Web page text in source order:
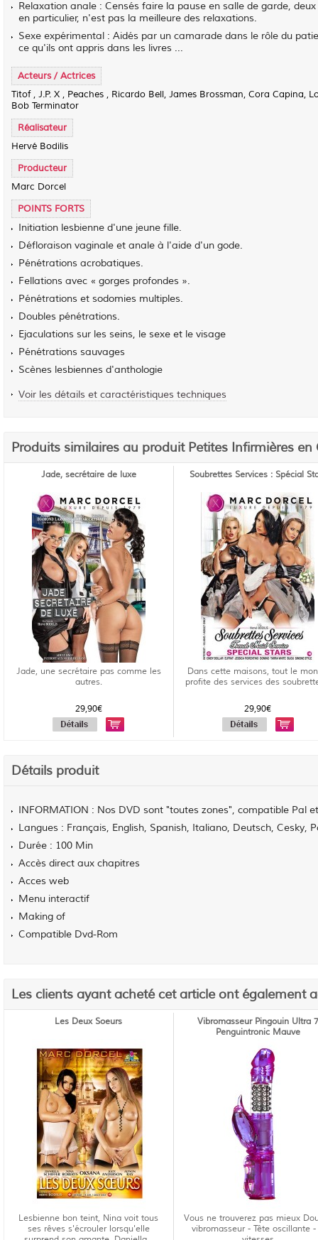
Relaxation anale : Censés faire la pause en salle de garde,
en particulier, n'est pas la meilleure des relaxations.
Sexe expérimental : Aidés par un camarade dans le rôle du
ce qu'ils ont appris dans les livres ...
Acteurs / Actrices
Titof , J.P. X , Peaches , Ricardo Bell, James Brossman, Cora
Bob Terminator
Réalisateur
Hervé Bodilis
Producteur
Marc Dorcel
POINTS FORTS
Initiation lesbienne d'une jeune fille.
Défloraison vaginale et anale à l'aide d'un gode.
Pénétrations acrobatiques.
Fellations avec « gorges profondes ».
Pénétrations et sodomies multiples.
Doubles pénétrations.
Ejaculations sur les seins, le sexe et le visage
Pénétrations sauvages
Scènes lesbiennes d'anthologie
Voir les détails et caractéristiques techniques
Produits similaires au produit Petites Infirmières en
Jade, secrétaire de luxe
Jade, une secrétaire pas comme les
autres.
29,90€
Soubrettes Services : Spécial
Dans cette maisons, tout le
profite des services des
29,90€
Détails produit
INFORMATION : Nos DVD sont "toutes zones", compatible Pal
Langues : Français, English, Spanish, Italiano, Deutsch, Cesky,
Durée : 100 Min
Accès direct aux chapitres
Acces web
Menu interactif
Making of
Compatible Dvd-Rom
Les clients ayant acheté cet article ont également
Les Deux Soeurs
Lesbienne bon teint, Nina voit tous
ses rêves s'écrouler lorsqu'elle
Vibromasseur Pingouin Ultra 7
Penguintronic Mauve
Vous ne trouverez pas mieux
vibromasseur - Tête oscillante